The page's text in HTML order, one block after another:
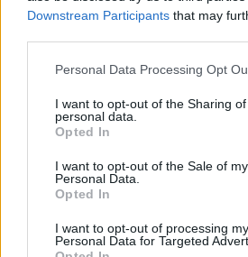
Downstream Participants that may
Personal Data Processing Opt
I want to opt-out of the Sharing
personal data.
Opted In
I want to opt-out of the Sale of my
Personal Data.
Opted In
I want to opt-out of processing my
Personal Data for Targeted
chybám a špatně načasovaným
prostředí letos připravilo systém
sloužit jako efektivní plán modernizace
Jak čápi přežili horka a bouřky?
sledování hnízd
společnost ornitologická (ČSO) vyzývá